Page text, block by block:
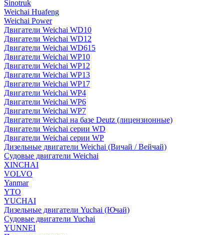
Sinotruk
Weichai Huafeng
Weichai Power
Двигатели Weichai WD10
Двигатели Weichai WD12
Двигатели Weichai WD615
Двигатели Weichai WP10
Двигатели Weichai WP12
Двигатели Weichai WP13
Двигатели Weichai WP17
Двигатели Weichai WP4
Двигатели Weichai WP6
Двигатели Weichai WP7
Двигатели Weichai на базе Deutz (лицензионные)
Двигатели Weichai серии WD
Двигатели Weichai серии WP
Дизельные двигатели Weichai (Вичай / Вейчай)
Судовые двигатели Weichai
XINCHAI
VOLVO
Yanmar
YTO
YUCHAI
Дизельные двигатели Yuchai (Ючай)
Судовые двигатели Yuchai
YUNNEI